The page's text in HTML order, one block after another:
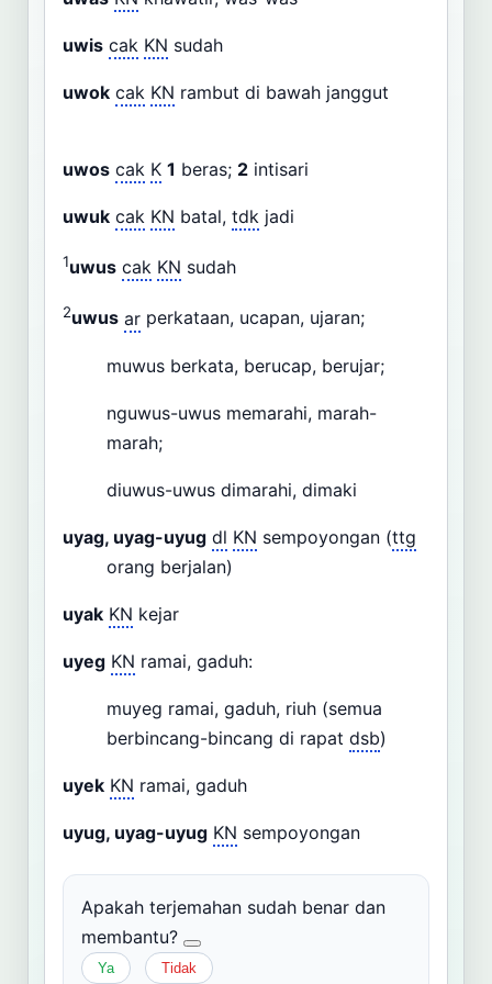
uwis cak KN sudah
uwok cak KN rambut di bawah janggut
uwos cak K 1 beras; 2 intisari
uwuk cak KN batal, tdk jadi
1uwus cak KN sudah
2uwus ar perkataan, ucapan, ujaran;
muwus berkata, berucap, berujar;
nguwus-uwus memarahi, marah-
marah;
diuwus-uwus dimarahi, dimaki
uyag, uyag-uyug dl KN sempoyongan (ttg
orang berjalan)
uyak KN kejar
uyeg KN ramai, gaduh:
muyeg ramai, gaduh, riuh (semua
berbincang-bincang di rapat dsb)
uyek KN ramai, gaduh
uyug, uyag-uyug KN sempoyongan
Apakah terjemahan sudah benar dan
membantu?
Ya Tidak